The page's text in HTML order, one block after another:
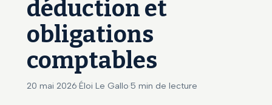
déduction et
obligations
comptables
20 mai 2026·Éloi Le Gallo·5 min de lecture